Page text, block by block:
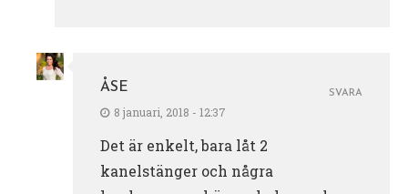
ÅSE
8 januari, 2018 - 12:37
Det är enkelt, bara låt 2
kanelstänger och några
SVARA